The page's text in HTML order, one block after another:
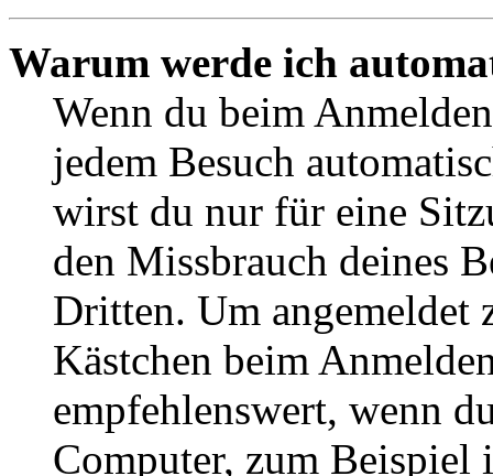
Warum werde ich
Wenn du beim
jedem Besuch
wirst du nur für eine
den Missbrauch deines
Dritten. Um angemeldet
Kästchen beim
empfehlenswert, wenn
Computer, zum Beispiel